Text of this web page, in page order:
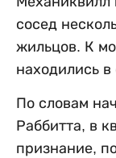
сосед
жильцов. К
находились
По словам
Раббитта, в
признание,